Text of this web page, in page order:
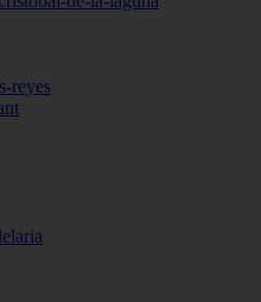
reyes